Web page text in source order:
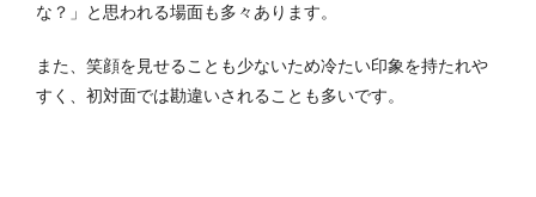
な？」と思われる場面も多々あります。
また、笑顔を見せることも少ないため冷たい印象を持たれや
すく、初対面では勘違いされることも多いです。